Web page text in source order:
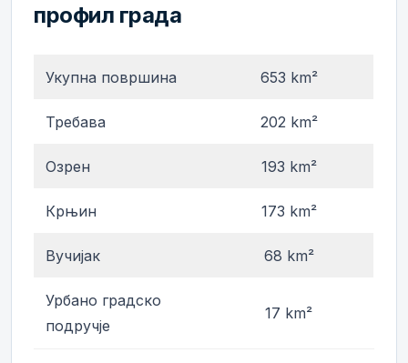
профил града
Укупна површина 653 km²
Требава 202 km²
Озрен 193 km²
Крњин 173 km²
Вучијак 68 km²
Урбано градско
подручје
17 km²